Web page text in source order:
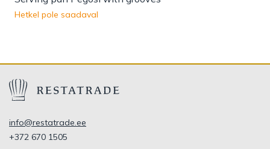
Hetkel pole saadaval
info@restatrade.ee
+372 670 1505